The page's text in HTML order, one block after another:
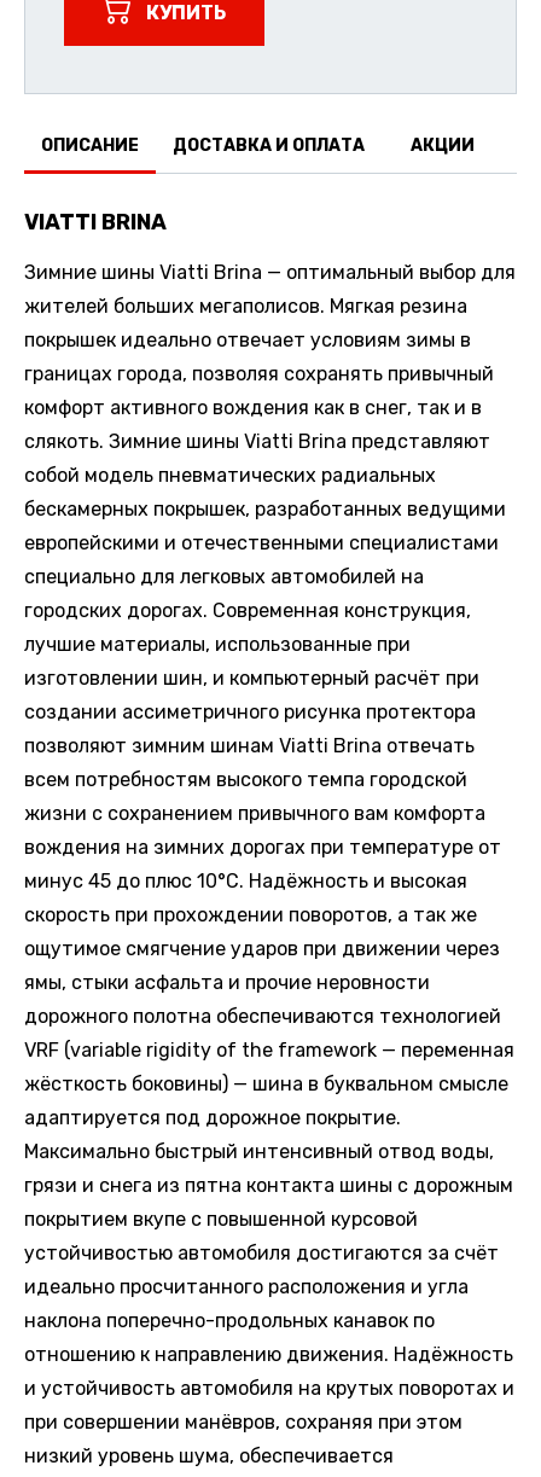
КУПИТЬ
ОПИСАНИЕ ДОСТАВКА И ОПЛАТА АКЦИИ
VIATTI BRINA
Зимние шины Viatti Brina — оптимальный выбор для
жителей больших мегаполисов. Мягкая резина
покрышек идеально отвечает условиям зимы в
границах города, позволяя сохранять привычный
комфорт активного вождения как в снег, так и в
слякоть. Зимние шины Viatti Brina представляют
собой модель пневматических радиальных
бескамерных покрышек, разработанных ведущими
европейскими и отечественными специалистами
специально для легковых автомобилей на
городских дорогах. Современная конструкция,
лучшие материалы, использованные при
изготовлении шин, и компьютерный расчёт при
создании ассиметричного рисунка протектора
позволяют зимним шинам Viatti Brina отвечать
всем потребностям высокого темпа городской
жизни с сохранением привычного вам комфорта
вождения на зимних дорогах при температуре от
минус 45 до плюс 10°С. Надёжность и высокая
скорость при прохождении поворотов, а так же
ощутимое смягчение ударов при движении через
ямы, стыки асфальта и прочие неровности
дорожного полотна обеспечиваются технологией
VRF (variable rigidity of the framework — переменная
жёсткость боковины) — шина в буквальном смысле
адаптируется под дорожное покрытие.
Максимально быстрый интенсивный отвод воды,
грязи и снега из пятна контакта шины с дорожным
покрытием вкупе с повышенной курсовой
устойчивостью автомобиля достигаются за счёт
идеально просчитанного расположения и угла
наклона поперечно-продольных канавок по
отношению к направлению движения. Надёжность
и устойчивость автомобиля на крутых поворотах и
при совершении манёвров, сохраняя при этом
низкий уровень шума, обеспечивается